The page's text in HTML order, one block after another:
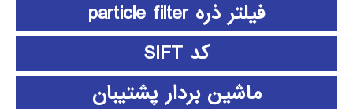
فیلتر ذره particle filter
کد SIFT
ماشین بردار پشتیبان